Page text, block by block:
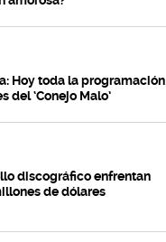
Hoy toda la programación
del ‘Conejo Malo’
discográfico enfrentan
de dólares